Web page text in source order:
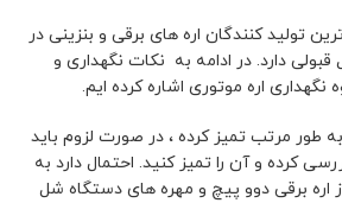
تولید کنندگان اره های برقی و بنزینی در
دارد. در ادامه به نکات نگهداری و
نگهداری اره موتوری اشاره کرده ایم.
به طور مرتب تمیز کرده ، در صورت لزوم باید
کرده و آن را تمیز کنید. احتمال دارد به
اره برقی دوو پیچ و مهره های دستگاه شل